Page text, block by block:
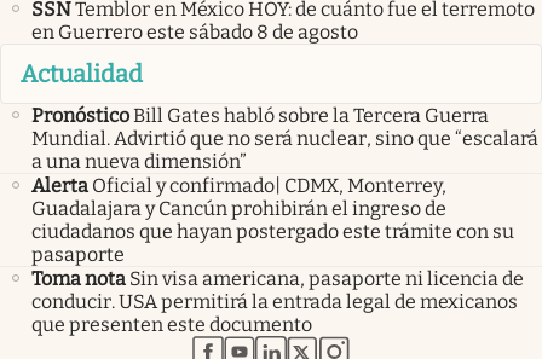
SSNTemblor en México HOY: de cuánto fue el terremoto
en Guerrero este sábado 8 de agosto
Actualidad
PronósticoBill Gates habló sobre la Tercera Guerra
Mundial. Advirtió que no será nuclear, sino que “escalará
a una nueva dimensión”
Alerta Oficial y confirmado| CDMX, Monterrey,
Guadalajara y Cancún prohibirán el ingreso de
ciudadanos que hayan postergado este trámite con su
pasaporte
Toma nota Sin visa americana, pasaporte ni licencia de
conducir. USA permitirá la entrada legal de mexicanos
que presenten este documento
abre en nueva pestaña
abre en nueva pestaña
abre en nueva pestaña
abre en nueva pestaña
abre en nueva pestaña